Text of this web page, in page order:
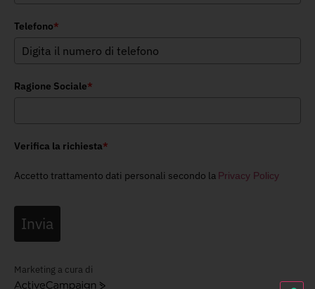
Telefono*
Ragione Sociale*
Verifica la richiesta*
Accetto trattamento dati personali secondo la Privacy Policy
Invia
Marketing a cura di